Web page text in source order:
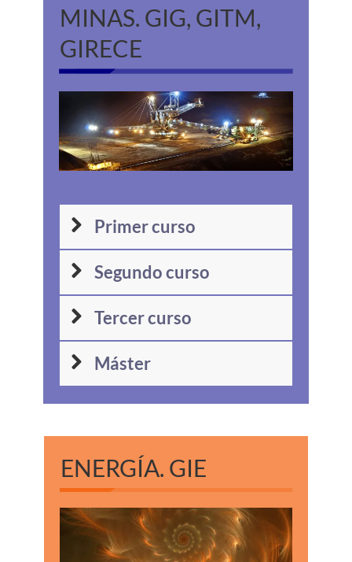
MINAS. GIG, GITM,
GIRECE
Primer curso
Segundo curso
Tercer curso
Máster
ENERGÍA. GIE